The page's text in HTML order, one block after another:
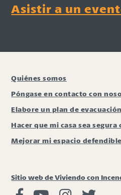
Asistir a un
Quiénes somos
Póngase en contacto con
Elabore un plan de evacuación
Hacer que mi casa sea
Mejorar mi espacio defendible
Sitio web de Viviendo con